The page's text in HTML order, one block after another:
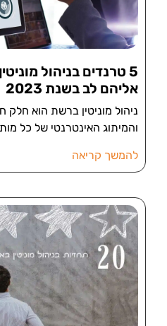
5 טרנדים בניהול
אליהם לב בשנת 2023
ניהול מוניטין ברשת הוא חלק
והמיתוג האינטרנטי של כל
להמשך קריאה